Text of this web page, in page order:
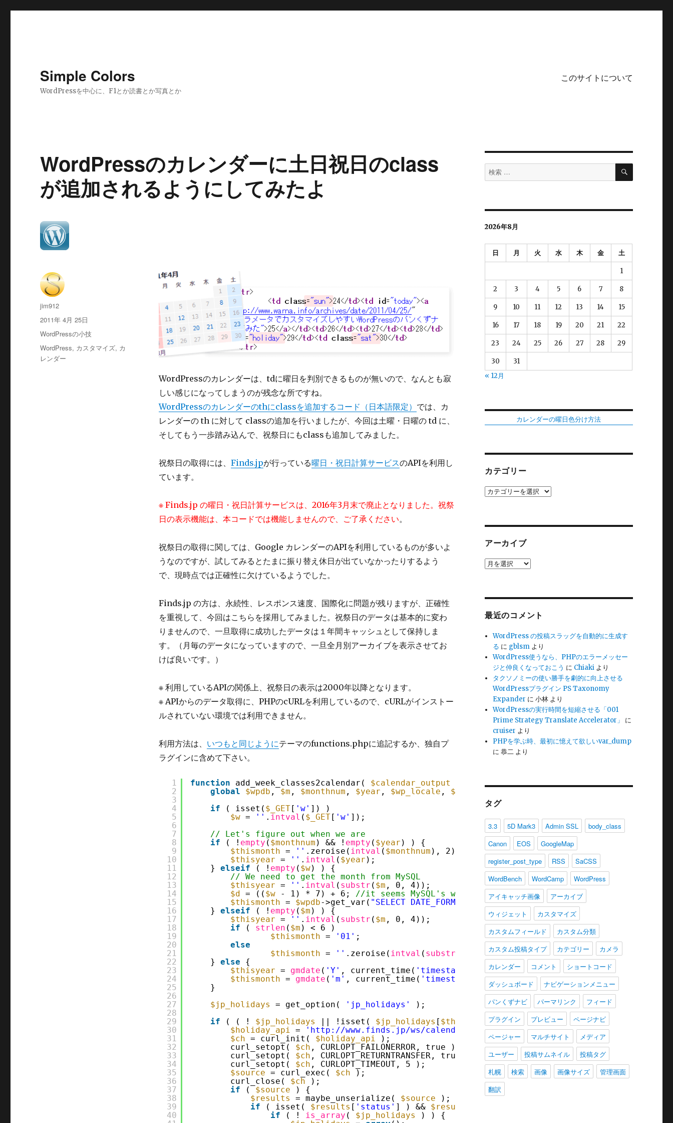
Simple Colors
WordPressを中心に、F1とか読書とか写真とか
このサイトについて
WordPressのカレンダーに土日祝日のclass
が追加されるようにしてみたよ
WordPressのカレンダーは、tdに曜日を判別できるものが無いので、なんとも寂
しい感じになってしまうのが残念な所ですね。
WordPressのカレンダーのthにclassを追加するコード（日本語限定） では、カ
レンダーの th に対して classの追加を行いましたが、今回は土曜・日曜の td に、
そしてもう一歩踏み込んで、祝祭日にもclassも追加してみました。
祝祭日の取得には、 Finds.jpが行っている曜日・祝日計算サービスのAPIを利用し
ています。
※ Finds.jp の曜日・祝日計算サービスは、2016年3月末で廃止となりました。祝祭
日の表示機能は、本コードでは機能しませんので、ご了承ください。
祝祭日の取得に関しては、Google カレンダーのAPIを利用しているものが多いよ
うなのですが、試してみるとたまに振り替え休日が出ていなかったりするよう
で、現時点では正確性に欠けているようでした。
Finds.jp の方は、永続性、レスポンス速度、国際化に問題が残りますが、正確性
を重視して、今回はこちらを採用してみました。祝祭日のデータは基本的に変わ
りませんので、一旦取得に成功したデータは１年間キャッシュとして保持しま
す。（月毎のデータになっていますので、一旦全月別アーカイブを表示させてお
けば良いです。）
※ 利用しているAPIの関係上、祝祭日の表示は2000年以降となります。
※ APIからのデータ取得に、PHPのcURLを利用しているので、cURLがインストー
ルされていない環境では利用できません。
利用方法は、 いつもと同じようにテーマのfunctions.phpに追記するか、独自プ
ラグインに含めて下さい。
1
2
3
4
5
6
7
8
9
10
11
12
13
14
15
16
17
18
19
20
21
22
23
24
25
26
27
28
29
30
31
32
33
34
35
36
37
38
39
40
function add_week_classes2calendar( $calendar_output
global
$wpdb , $m , $monthnum , $year , $wp_locale , $posts
if
( isset( $_GET[ 'w' ]) )
$w = '' . intval ( $_GET[ 'w' ]);
// Let's figure out when we are
if
( ! empty ( $monthnum ) && ! empty ( $year ) ) {
$thismonth = '' .zeroise( intval ( $monthnum ), 2);
$thisyear = '' . intval ( $year );
} elseif ( ! empty ( $w) ) {
// We need to get the month from MySQL
$thisyear = '' . intval ( substr ( $m , 0, 4));
$d = (( $w - 1) * 7) + 6;
//it seems MySQL's weeks disagree with PHP's
$thismonth = $wpdb->get_var( "SELECT DATE_FORMAT((DATE_ADD('{$thisyear}0101', INTERVAL
} elseif ( ! empty ( $m ) ) {
$thisyear = '' . intval ( substr ( $m , 0, 4));
if
( strlen ( $m ) < 6 )
$thismonth = '01' ;
else
$thismonth = '' .zeroise( intval ( substr
, 4, 2)), 2);
} else
{
$thisyear = gmdate ( 'Y' , current_time( 'timestamp'
$thismonth = gmdate ( 'm' , current_time( 'timestamp'
));
}
$jp_holidays
= get_option( 'jp_holidays'
);
if
( ( ! $jp_holidays || !isset( $jp_holidays [ $thisyear . $thismonth] ) || $jp_holidays
$holiday_api
= ' http://www.finds.jp/ws/calendar.php?php&y=' . $thisyear . '&m='
$ch = curl_init( $holiday_api
);
curl_setopt( $ch , CURLOPT_FAILONERROR, true );
curl_setopt( $ch , CURLOPT_RETURNTRANSFER, true );
curl_setopt( $ch , CURLOPT_TIMEOUT, 5 );
$source = curl_exec( $ch
);
curl_close( $ch
);
if
( $source
) {
$results
= maybe_unserialize( $source
);
if
( isset( $results [ 'status' ] ) && $results
if
( ! is_array ( $jp_holidays
) ) {
投
稿
jim912
投
稿
2011年 4月 25日
カ
テ
ゴ
リ
WordPressの小技
タ
グ
WordPress, カスタマイズ, カ
レンダー
検
索
検
2026年8月
日 月 火 水 木 金 土
1
2 3 4 5 6 7 8
9 10 11 12 13 14 15
16 17 18 19 20 21 22
23 24 25 26 27 28 29
30
31
« 12月
カレンダーの曜日色分け方法
カテゴリー
カ
アーカイブ
ア
最近のコメント
WordPress の投稿スラッグを自動的に生成す
る に gblsm より
WordPress使うなら、PHPのエラーメッセー
ジと仲良くなっておこう に Chiaki より
タクソノミーの使い勝手を劇的に向上させる
WordPressプラグイン PS Taxonomy
Expander に小林 より
WordPressの実行時間を短縮させる「001
Prime Strategy Translate Accelerator」
に
cruiser より
PHPを学ぶ時、最初に憶えて欲しいvar_dump
に恭二 より
タグ
3.3 5D Mark3 Admin SSL
body_class
Canon
EOS
GoogleMap
register_post_type
RSS
SaCSS
WordBench
WordCamp
WordPress
アイキャッチ画像
アーカイブ
ウィジェット
カスタマイズ
カスタムフィールド
カスタム分類
カスタム投稿タイプ
カテゴリー
カメラ
カレンダー
コメント
ショートコード
ダッシュボード
ナビゲーションメニュー
パンくずナビ
パーマリンク
フィード
プラグイン
プレビュー
ページナビ
ページャー
マルチサイト
メディア
ユーザー
投稿サムネイル
投稿タグ
札幌
検索 画像 画像サイズ
管理画面
翻訳